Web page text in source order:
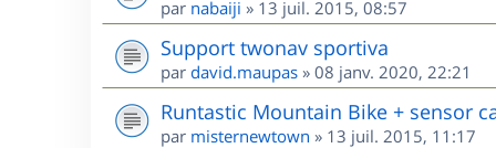
par nabaiji » 13 juil. 2015, 08:57
Support twonav sportiva
par david.maupas » 08 janv. 2020, 22:21
Runtastic Mountain Bike + sensor
par misternewtown » 13 juil. 2015, 11:17